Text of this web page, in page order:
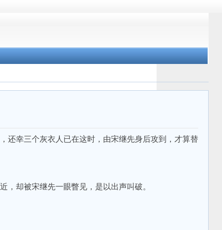
幸三个灰衣人已在这时，由宋继先身后攻到，才算替
却被宋继先一眼瞥见，是以出声叫破。